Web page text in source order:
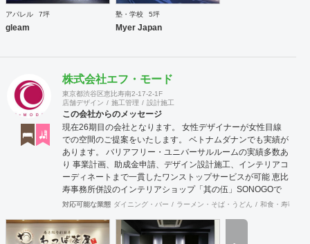
アパレル 7坪
gleam
塾・学校 5坪
Myer Japan
株式会社エフ・モード
東京都渋谷区恵比寿南2-17-2-1F
店舗デザイン
施工管理 設計施工
この会社からのメッセージ
現在26期目の会社となります。 女性デザイナーが女性目線
での空間のご提案をいたします。 ベトナムダナンでも実績が
あります。 バリアフリー・ユニバーサルルームの実績多数あ
り 事業計画、助成金申請、デザイン設計施工、インテリアコ
ーディネートまで一貫したワンストップサービスが可能 恵比
寿事務所併設のインテリアショップ「其の伍」SONOGOで
はオリジナル家具をはじめアンティーク骨董家具の販売もし
対応可能な業態 ダイニング・バー ラーメン・そば・うどん 和食・寿司